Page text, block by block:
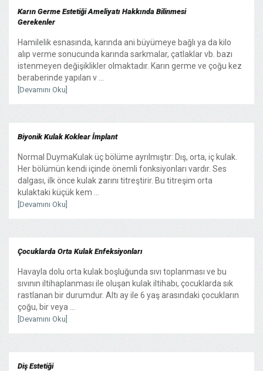
Karın Germe Estetiği Ameliyatı Hakkında Bilinmesi
Gerekenler
Hamilelik esnasında, karında ani büyümeye bağlı ya da kilo
alıp verme sonucunda karında sarkmalar, çatlaklar vb. bazı
istenmeyen değişiklikler olmaktadır. Karın germe ve çoğu kez
beraberinde yapılan v ...
[Devamını Oku]
Biyonik Kulak Koklear İmplant
Normal DuymaKulak üç bölüme ayrılmıştır: Dış, orta, iç kulak.
Her bölümün kendi içinde önemli fonksiyonları vardır. Ses
dalgası, ilk önce kulak zarını titreştirir. Bu titreşim orta
kulaktaki küçük kem ...
[Devamını Oku]
Çocuklarda Orta Kulak Enfeksiyonları
Havayla dolu orta kulak boşluğunda sıvı toplanması ve bu
sıvının iltihaplanması ile oluşan kulak iltihabı, çocuklarda sık
rastlanan bir durumdur. Altı ay ile 6 yaş arasındaki çocukların
çoğu, bir veya ...
[Devamını Oku]
Diş Estetiği